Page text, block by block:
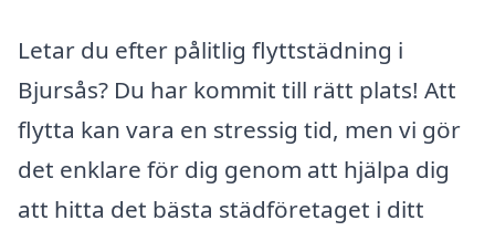
Letar du efter pålitlig flyttstädning i
Bjursås? Du har kommit till rätt plats! Att
flytta kan vara en stressig tid, men vi gör
det enklare för dig genom att hjälpa dig
att hitta det bästa städföretaget i ditt